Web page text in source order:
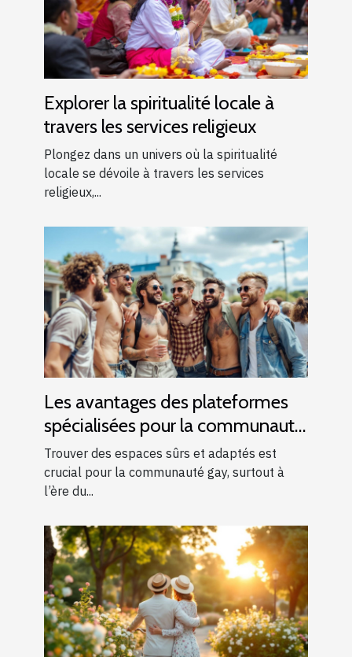
Explorer la spiritualité locale à
travers les services religieux
Plongez dans un univers où la spiritualité
locale se dévoile à travers les services
religieux,...
Les avantages des plateformes
spécialisées pour la communauté
gay
Trouver des espaces sûrs et adaptés est
crucial pour la communauté gay, surtout à
l’ère du...